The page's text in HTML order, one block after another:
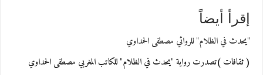
إقرأ أيضاً
"يحدث في الظلام" للروائي مصطفى الحمداوي
( ثقافات )تصدرت رواية "يحدث في الظلام" للكاتب المغربي مصطفى الحمداوي